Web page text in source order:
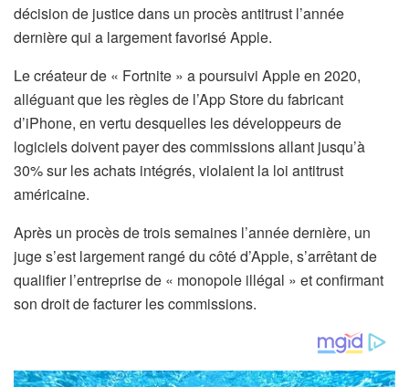
décision de justice dans un procès antitrust l’année
dernière qui a largement favorisé Apple.
Le créateur de « Fortnite » a poursuivi Apple en 2020,
alléguant que les règles de l’App Store du fabricant
d’iPhone, en vertu desquelles les développeurs de
logiciels doivent payer des commissions allant jusqu’à
30% sur les achats intégrés, violaient la loi antitrust
américaine.
Après un procès de trois semaines l’année dernière, un
juge s’est largement rangé du côté d’Apple, s’arrêtant de
qualifier l’entreprise de « monopole illégal » et confirmant
son droit de facturer les commissions.